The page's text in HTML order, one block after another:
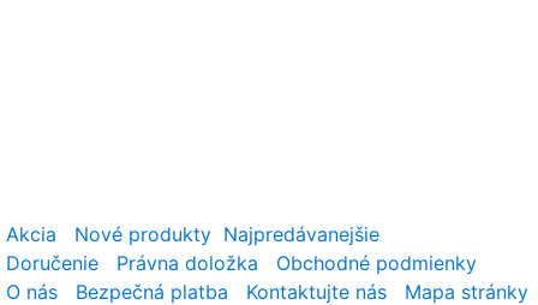
Akcia Nové produkty Najpredávanejšie
Doručenie
Právna doložka
Obchodné podmienky
O nás
Bezpečná platba Kontaktujte nás
Mapa stránky